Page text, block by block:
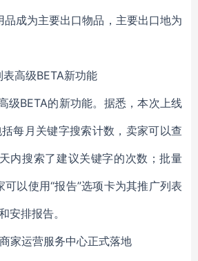
成为主要出口物品，主要出口地为
高级BETA新功能
级BETA的新功能。据悉，本次上线
每月关键字搜索计数，卖家可以查
内搜索了建议关键字的次数；批量
以使用“报告”选项卡为其推广列表
安排报告。
家运营服务中心正式落地